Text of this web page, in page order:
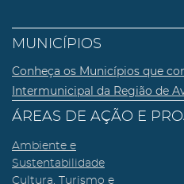
MUNICÍPIOS
Conheça os Municípios que
Intermunicipal da Região de
ÁREAS DE AÇÃO E
Ambiente e
Sustentabilidade
Cultura, Turismo e